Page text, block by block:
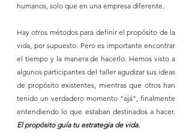
humanos, solo que en una empresa diferente.
Hay otros métodos para definir el propósito de la
vida, por supuesto. Pero es importante encontrar
el tiempo y la manera de hacerlo. Hemos visto a
algunos participantes del taller agudizar sus ideas
de propósito existentes, mientras que otros han
tenido un verdadero momento "ajá", finalmente
El propósito guía tu estrategia de vida.